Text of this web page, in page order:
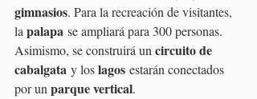
gimnasios. Para la recreación de visitantes,
la palapa se ampliará para 300 personas.
Asimismo, se construirá un circuito de
cabalgata y los lagos estarán conectados
por un parque vertical.